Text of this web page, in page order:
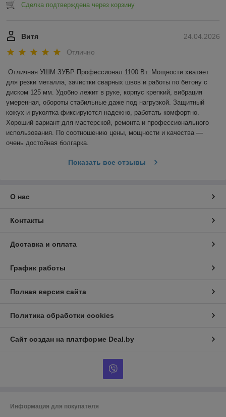
Сделка подтверждена через корзину
24.04.2026
Витя
Отлично
Отличная УШМ ЗУБР Профессионал 1100 Вт. Мощности хватает
для резки металла, зачистки сварных швов и работы по бетону с
диском 125 мм. Удобно лежит в руке, корпус крепкий, вибрация
умеренная, обороты стабильные даже под нагрузкой. Защитный
кожух и рукоятка фиксируются надежно, работать комфортно.
Хороший вариант для мастерской, ремонта и профессионального
использования. По соотношению цены, мощности и качества —
очень достойная болгарка.
Показать все отзывы
О нас
Контакты
Доставка и оплата
График работы
Полная версия сайта
Политика обработки cookies
Сайт создан на платформе Deal.by
Информация для покупателя